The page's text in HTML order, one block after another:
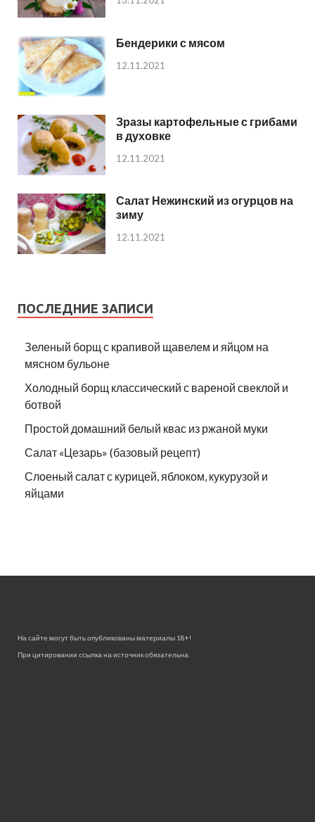
Бендерики с мясом
12.11.2021
Зразы картофельные с грибами
в духовке
12.11.2021
Салат Нежинский из огурцов на
зиму
12.11.2021
ПОСЛЕДНИЕ ЗАПИСИ
Зеленый борщ с крапивой щавелем и яйцом на
мясном бульоне
Холодный борщ классический с вареной свеклой и
ботвой
Простой домашний белый квас из ржаной муки
Салат «Цезарь» (базовый рецепт)
Слоеный салат с курицей, яблоком, кукурузой и
яйцами
На сайте могут быть опубликованы материалы 18+!
При цитировании ссылка на источник обязательна.